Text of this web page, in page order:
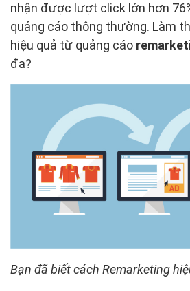
nhận được lượt click lớn hơn
quảng cáo thông thường. Làm
hiệu quả từ quảng cáo
đa?
Bạn đã biết cách Remarketing